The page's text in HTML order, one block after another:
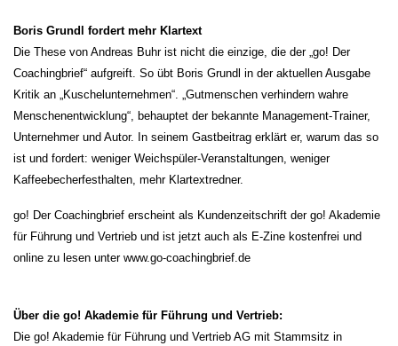
Boris Grundl fordert mehr Klartext
Die These von Andreas Buhr ist nicht die einzige, die der „go! Der
Coachingbrief“ aufgreift. So übt Boris Grundl in der aktuellen Ausgabe
Kritik an „Kuschelunternehmen“. „Gutmenschen verhindern wahre
Menschenentwicklung“, behauptet der bekannte Management-Trainer,
Unternehmer und Autor. In seinem Gastbeitrag erklärt er, warum das so
ist und fordert: weniger Weichspüler-Veranstaltungen, weniger
Kaffeebecherfesthalten, mehr Klartextredner.
go! Der Coachingbrief erscheint als Kundenzeitschrift der go! Akademie
für Führung und Vertrieb und ist jetzt auch als E-Zine kostenfrei und
online zu lesen unter www.go-coachingbrief.de
Über die go! Akademie für Führung und Vertrieb:
Die go! Akademie für Führung und Vertrieb AG mit Stammsitz in